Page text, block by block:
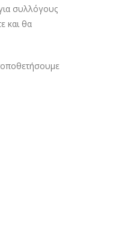
συλλόγους
και θα